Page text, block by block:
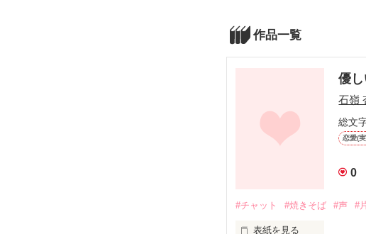
作品一覧
優
石嶺
総文
恋愛(
0
#チャット #焼きそば #声 #
表紙を見る